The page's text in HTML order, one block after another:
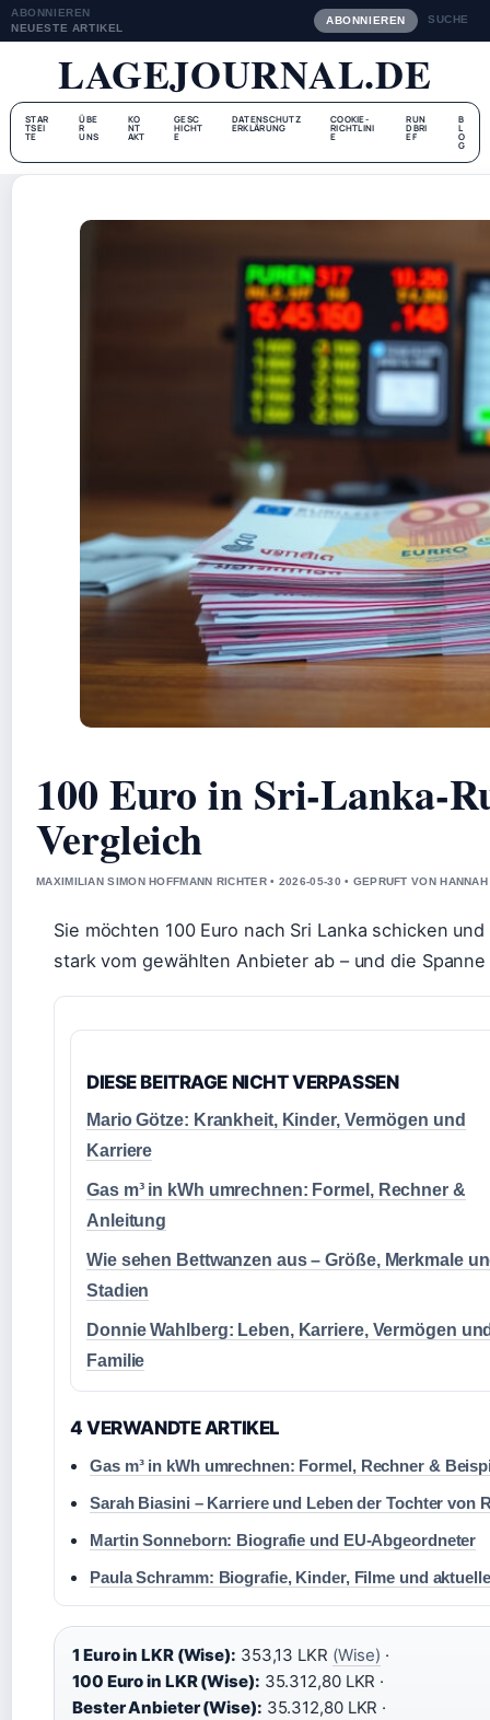
ABONNIEREN
NEUESTE ARTIKEL
ABONNIEREN SUCHE
LAGEJOURNAL.DE
STAR
TSEI
TE
ÜBE
R
UNS
KO
NT
AKT
GESC
HICHT
E
DATENSCHUTZ
ERKLÄRUNG
COOKIE-
RICHTLINI
E
RUN
DBRI
EF
B
L
O
G
100 Euro in Sri-Lanka-
Vergleich
MAXIMILIAN SIMON HOFFMANN RICHTER • 2026-05-30 • GEPRUFT VON
Sie möchten 100 Euro nach Sri Lanka schicken
stark vom gewählten Anbieter ab – und die
DIESE BEITRAGE NICHT VERPASSEN
Mario Götze: Krankheit, Kinder, Vermögen und
Karriere
Gas m³ in kWh umrechnen: Formel, Rechner &
Anleitung
Wie sehen Bettwanzen aus – Größe, Merkmale
Stadien
Donnie Wahlberg: Leben, Karriere, Vermögen
Familie
4 VERWANDTE ARTIKEL
Gas m³ in kWh umrechnen: Formel, Rechner &
Sarah Biasini – Karriere und Leben der Tochter von
Martin Sonneborn: Biografie und EU-Abgeordneter
Paula Schramm: Biografie, Kinder, Filme und
1 Euro in LKR (Wise): 353,13 LKR (Wise) ·
100 Euro in LKR (Wise): 35.312,80 LKR ·
Bester Anbieter (Wise): 35.312,80 LKR ·